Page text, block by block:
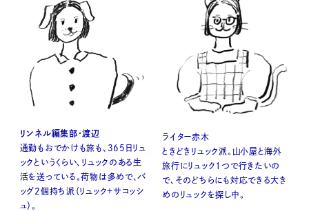
リンネル編集部・渡辺
通勤もおでかけも旅も、365日リュ
ックというくらい、リュックのある生
活を送っている。荷物は多めで、バ
ッグ2個持ち派（リュック＋サコッシ
ュ）。
ライター赤木
ときどきリュック派。山小屋と海外
旅行にリュック１つで行きたいの
で、そのどちらにも対応できる大き
めのリュックを探し中。